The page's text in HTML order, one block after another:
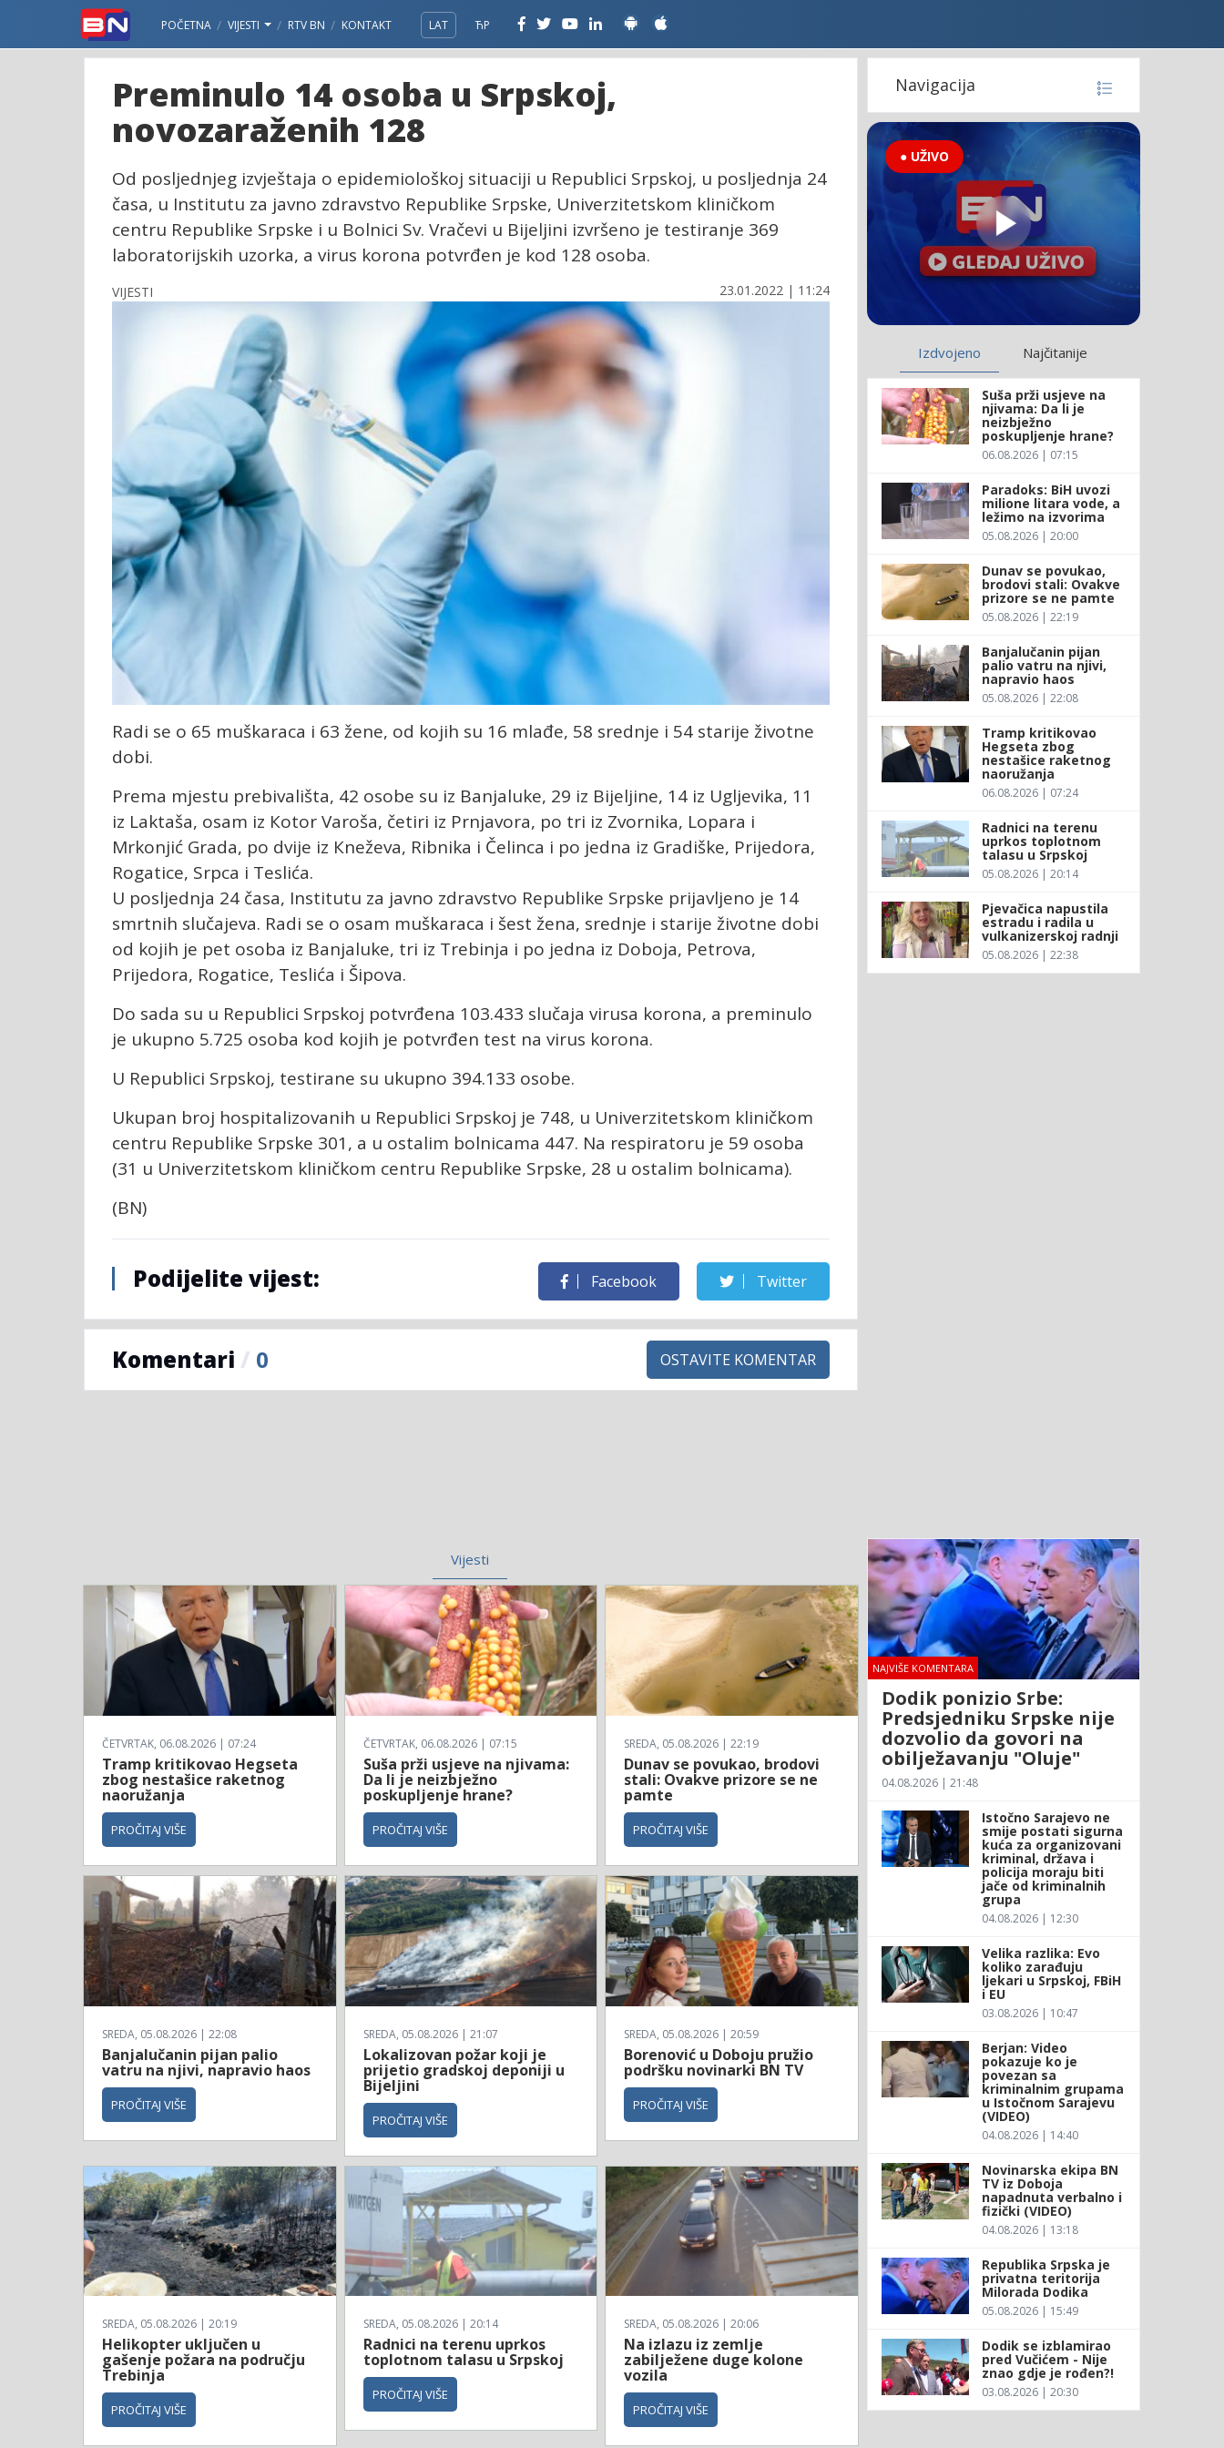
POČETNA VIJESTI RTV BN KONTAKT LAT ЋР
Preminulo 14 osoba u Srpskoj,
novozaraženih 128
Od posljednjeg izvještaja o epidemiološkoj situaciji u Republici Srpskoj, u posljednja 24
časa, u Institutu za javno zdravstvo Republike Srpske, Univerzitetskom kliničkom
centru Republike Srpske i u Bolnici Sv. Vračevi u Bijeljini izvršeno je testiranje 369
laboratorijskih uzorka, a virus korona potvrđen je kod 128 osoba.
VIJESTI 23.01.2022 | 11:24
Radi se o 65 muškaraca i 63 žene, od kojih su 16 mlađe, 58 srednje i 54 starije životne
dobi.
Prema mjestu prebivališta, 42 osobe su iz Banjaluke, 29 iz Bijeljine, 14 iz Ugljevika, 11
iz Laktaša, osam iz Кotor Varoša, četiri iz Prnjavora, po tri iz Zvornika, Lopara i
Mrkonjić Grada, po dvije iz Кneževa, Ribnika i Čelinca i po jedna iz Gradiške, Prijedora,
Rogatice, Srpca i Teslića.
U posljednja 24 časa, Institutu za javno zdravstvo Republike Srpske prijavljeno je 14
smrtnih slučajeva. Radi se o osam muškaraca i šest žena, srednje i starije životne dobi
od kojih je pet osoba iz Banjaluke, tri iz Trebinja i po jedna iz Doboja, Petrova,
Prijedora, Rogatice, Teslića i Šipova.
Do sada su u Republici Srpskoj potvrđena 103.433 slučaja virusa korona, a preminulo
je ukupno 5.725 osoba kod kojih je potvrđen test na virus korona.
U Republici Srpskoj, testirane su ukupno 394.133 osobe.
Ukupan broj hospitalizovanih u Republici Srpskoj je 748, u Univerzitetskom kliničkom
centru Republike Srpske 301, a u ostalim bolnicama 447. Na respiratoru je 59 osoba
(31 u Univerzitetskom kliničkom centru Republike Srpske, 28 u ostalim bolnicama).
(BN)
Podijelite vijest: Facebook Twitter
Komentari / 0 OSTAVITE KOMENTAR
Vijesti
ČETVRTAK, 06.08.2026 | 07:24
Tramp kritikovao Hegseta
zbog nestašice raketnog
naoružanja
PROČITAJ VIŠE
ČETVRTAK, 06.08.2026 | 07:15
Suša prži usjeve na njivama:
Da li je neizbježno
poskupljenje hrane?
PROČITAJ VIŠE
SREDA, 05.08.2026 | 22:19
Dunav se povukao, brodovi
stali: Ovakve prizore se ne
pamte
PROČITAJ VIŠE
SREDA, 05.08.2026 | 22:08
Banjalučanin pijan palio
vatru na njivi, napravio haos
PROČITAJ VIŠE
SREDA, 05.08.2026 | 21:07
Lokalizovan požar koji je
prijetio gradskoj deponiji u
Bijeljini
PROČITAJ VIŠE
SREDA, 05.08.2026 | 20:59
Borenović u Doboju pružio
podršku novinarki BN TV
PROČITAJ VIŠE
SREDA, 05.08.2026 | 20:19
Helikopter uključen u
gašenje požara na području
Trebinja
PROČITAJ VIŠE
SREDA, 05.08.2026 | 20:14
Radnici na terenu uprkos
toplotnom talasu u Srpskoj
PROČITAJ VIŠE
SREDA, 05.08.2026 | 20:06
Na izlazu iz zemlje
zabilježene duge kolone
vozila
PROČITAJ VIŠE
Navigacija
● UŽIVO
Izdvojeno Najčitanije
Suša prži usjeve na
njivama: Da li je
neizbježno
poskupljenje hrane?
06.08.2026 | 07:15
Paradoks: BiH uvozi
milione litara vode, a
ležimo na izvorima
05.08.2026 | 20:00
Dunav se povukao,
brodovi stali: Ovakve
prizore se ne pamte
05.08.2026 | 22:19
Banjalučanin pijan
palio vatru na njivi,
napravio haos
05.08.2026 | 22:08
Tramp kritikovao
Hegseta zbog
nestašice raketnog
naoružanja
06.08.2026 | 07:24
Radnici na terenu
uprkos toplotnom
talasu u Srpskoj
05.08.2026 | 20:14
Pjevačica napustila
estradu i radila u
vulkanizerskoj radnji
05.08.2026 | 22:38
NAJVIŠE KOMENTARA
Dodik ponizio Srbe:
Predsjedniku Srpske nije
dozvolio da govori na
obilježavanju "Oluje"
04.08.2026 | 21:48
Istočno Sarajevo ne
smije postati sigurna
kuća za organizovani
kriminal, država i
policija moraju biti
jače od kriminalnih
grupa
04.08.2026 | 12:30
Velika razlika: Evo
koliko zarađuju
ljekari u Srpskoj, FBiH
i EU
03.08.2026 | 10:47
Berjan: Video
pokazuje ko je
povezan sa
kriminalnim grupama
u Istočnom Sarajevu
(VIDEO)
04.08.2026 | 14:40
Novinarska ekipa BN
TV iz Doboja
napadnuta verbalno i
fizički (VIDEO)
04.08.2026 | 13:18
Republika Srpska je
privatna teritorija
Milorada Dodika
05.08.2026 | 15:49
Dodik se izblamirao
pred Vučićem - Nije
znao gdje je rođen?!
03.08.2026 | 20:30